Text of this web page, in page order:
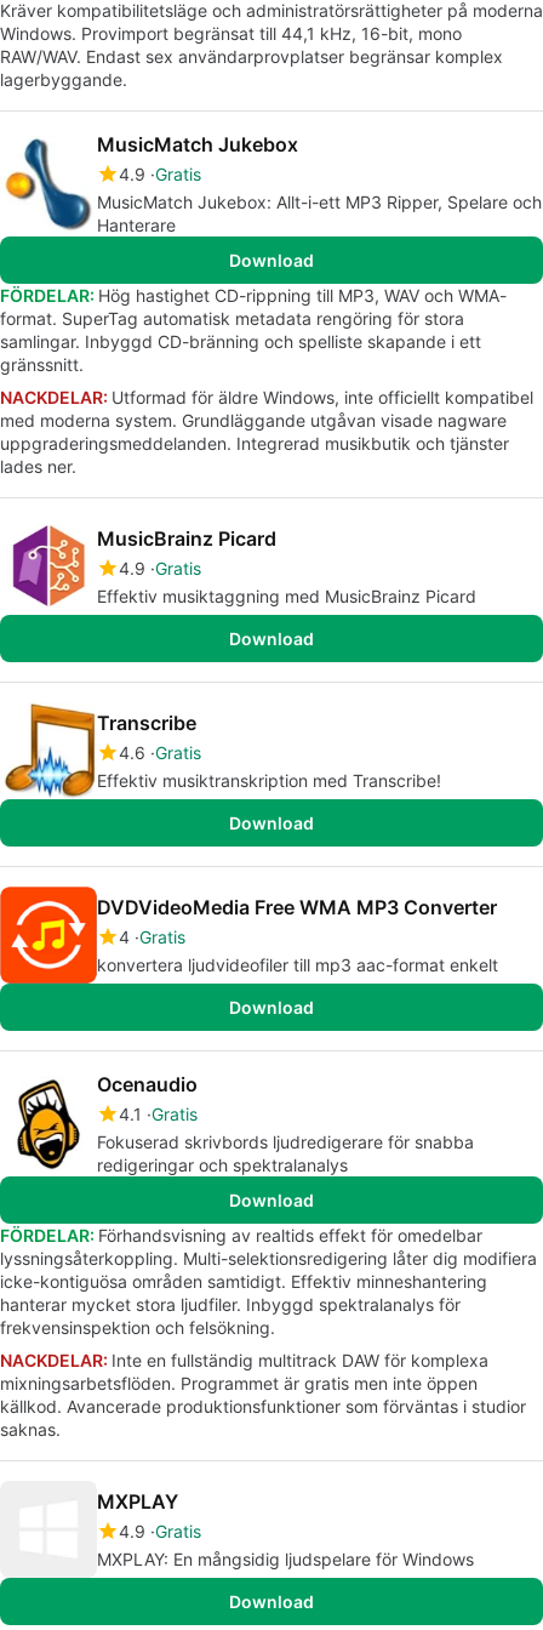
Kräver kompatibilitetsläge och administratörsrättigheter på moderna
Windows. Provimport begränsat till 44,1 kHz, 16-bit, mono
RAW/WAV. Endast sex användarprovplatser begränsar komplex
lagerbyggande.
MusicMatch Jukebox
4.9 Gratis
MusicMatch Jukebox: Allt-i-ett MP3 Ripper, Spelare och
Hanterare
Download
FÖRDELAR: Hög hastighet CD-rippning till MP3, WAV och WMA-
format. SuperTag automatisk metadata rengöring för stora
samlingar. Inbyggd CD-bränning och spelliste skapande i ett
gränssnitt.
NACKDELAR: Utformad för äldre Windows, inte officiellt kompatibel
med moderna system. Grundläggande utgåvan visade nagware
uppgraderingsmeddelanden. Integrerad musikbutik och tjänster
lades ner.
MusicBrainz Picard
4.9 Gratis
Effektiv musiktaggning med MusicBrainz Picard
Download
Transcribe
4.6 Gratis
Effektiv musiktranskription med Transcribe!
Download
DVDVideoMedia Free WMA MP3 Converter
4 Gratis
konvertera ljudvideofiler till mp3 aac-format enkelt
Download
Ocenaudio
4.1 Gratis
Fokuserad skrivbords ljudredigerare för snabba
redigeringar och spektralanalys
Download
FÖRDELAR: Förhandsvisning av realtids effekt för omedelbar
lyssningsåterkoppling. Multi-selektionsredigering låter dig modifiera
icke-kontiguösa områden samtidigt. Effektiv minneshantering
hanterar mycket stora ljudfiler. Inbyggd spektralanalys för
frekvensinspektion och felsökning.
NACKDELAR: Inte en fullständig multitrack DAW för komplexa
mixningsarbetsflöden. Programmet är gratis men inte öppen
källkod. Avancerade produktionsfunktioner som förväntas i studior
saknas.
MXPLAY
4.9 Gratis
MXPLAY: En mångsidig ljudspelare för Windows
Download